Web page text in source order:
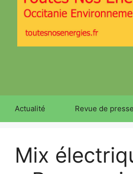
Actualité Revue de
Mix